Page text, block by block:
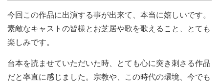
今回この作品に出演する事が出来て、本当に嬉しいです。
素敵なキャストの皆様とお芝居や歌を歌えること、とても
楽しみです。
台本を読ませていただいた時、とても心に突き刺さる作品
だと率直に感じました。宗教や、この時代の環境、今でも